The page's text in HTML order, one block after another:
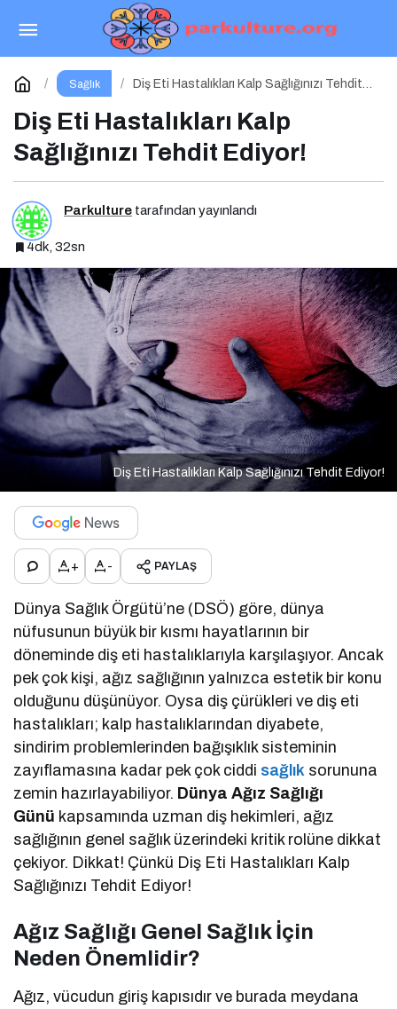
Sağlık
Diş Eti Hastalıkları Kalp Sağlığınızı Tehdit
Diş Eti Hastalıkları Kalp
Sağlığınızı Tehdit Ediyor!
Parkulture tarafından yayınlandı
4dk, 32sn
Diş Eti Hastalıkları Kalp Sağlığınızı Tehdit Ediyor!
+ - PAYLAŞ
Dünya Sağlık Örgütü’ne (DSÖ) göre, dünya
nüfusunun büyük bir kısmı hayatlarının bir
döneminde diş eti hastalıklarıyla karşılaşıyor. Ancak
pek çok kişi, ağız sağlığının yalnızca estetik bir konu
olduğunu düşünüyor. Oysa diş çürükleri ve diş eti
hastalıkları; kalp hastalıklarından diyabete,
sindirim problemlerinden bağışıklık sisteminin
zayıflamasına kadar pek çok ciddi sağlık sorununa
zemin hazırlayabiliyor. Dünya Ağız Sağlığı
Günü kapsamında uzman diş hekimleri, ağız
sağlığının genel sağlık üzerindeki kritik rolüne dikkat
çekiyor. Dikkat! Çünkü Diş Eti Hastalıkları Kalp
Sağlığınızı Tehdit Ediyor!
Ağız Sağlığı Genel Sağlık İçin
Neden Önemlidir?
Ağız, vücudun giriş kapısıdır ve burada meydana
Ramazan Ayında Enerjinizi Koruyarak Oruç
Tutmanın Püf Noktaları
Yorum Yap